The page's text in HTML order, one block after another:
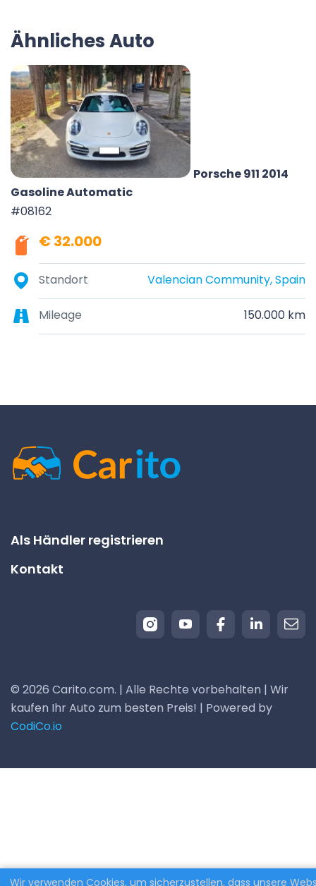
Ähnliches Auto
Porsche 911 2014
Gasoline Automatic
#08162
€ 32.000
Standort Valencian Community, Spain
Mileage 150.000 km
Als Händler registrieren
Kontakt
© 2026 Carito.com. | Alle Rechte vorbehalten | Wir
kaufen Ihr Auto zum besten Preis! | Powered by
CodiCo.io
Wir verwenden Cookies, um sicherzustellen, dass unsere